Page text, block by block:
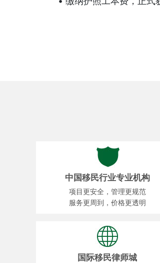
中国移民行业专业机构
项目更安全，管理更规范
服务更周到，价格更透明
国际移民律师城